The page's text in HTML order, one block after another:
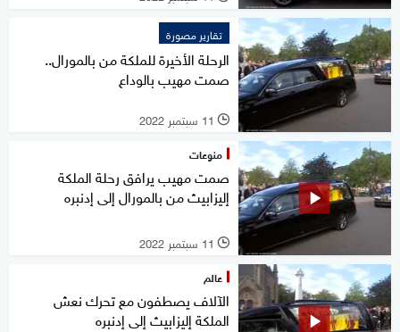
تقارير مصورة
الرحلة الأخيرة للملكة من بالمورال..
صمت مهيب بالوداع
l 11 سبتمبر 2022
منوعات
صمت مهيب يرافق رحلة الملكة
إليزابيث من بالمورال إلى إدنبره
l 11 سبتمبر 2022
عالم
الآلاف يصطفون مع تحرك نعش
الملكة إليزابيث إلى إدنبره